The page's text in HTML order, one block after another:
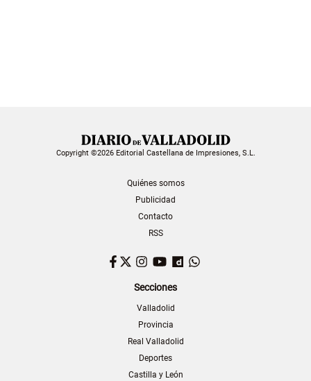
Copyright ©2026 Editorial Castellana de Impresiones, S.L.
Quiénes somos
Publicidad
Contacto
RSS
Facebook
TwitterInstagram
YouTubeDailymotion
Secciones
Valladolid
Provincia
Real Valladolid
Deportes
Castilla y León